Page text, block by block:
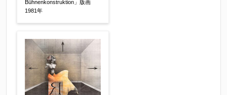
Bühnenkonstruktion」版画
1981年